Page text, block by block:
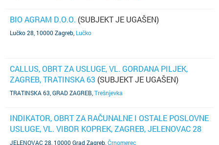
BIO AGRAM D.O.O. (SUBJEKT JE UGAŠEN)
Lučko 28, 10000 Zagreb Lučko
CALLUS, OBRT ZA USLUGE, VL. GORDANA PILJEK,
ZAGREB, TRATINSKA 63 (SUBJEKT JE UGAŠEN)
TRATINSKA 63, GRAD ZAGREB Trešnjevka
INDIKATOR, OBRT ZA RAČUNALNE I OSTALE POSLOVNE
USLUGE, VL. VIBOR KOPREK, ZAGREB, JELENOVAC 28
(SUBJEKT JE UGAŠEN)
JELENOVAC 28, 10000 Grad Zagreb Črnomerec